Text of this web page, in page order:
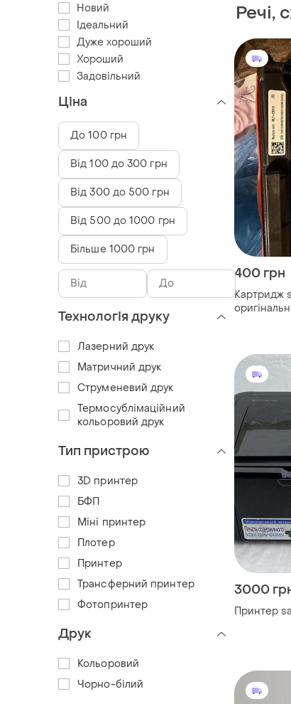
Речі,
400 грн
Картридж
3000
Принтер
Новий
Ідеальний
Дуже хороший
Хороший
Задовільний
Ціна
До 100 грн
Від 100 до 300 грн
Від 300 до 500 грн
Від 500 до 1000 грн
Більше 1000 грн
Технологія друку
Лазерний друк
Матричний друк
Струменевий друк
Термосублімаційний
кольоровий друк
Тип пристрою
3D принтер
БФП
Міні принтер
Плотер
Принтер
Трансферний принтер
Фотопринтер
Друк
Кольоровий
Чорно-білий